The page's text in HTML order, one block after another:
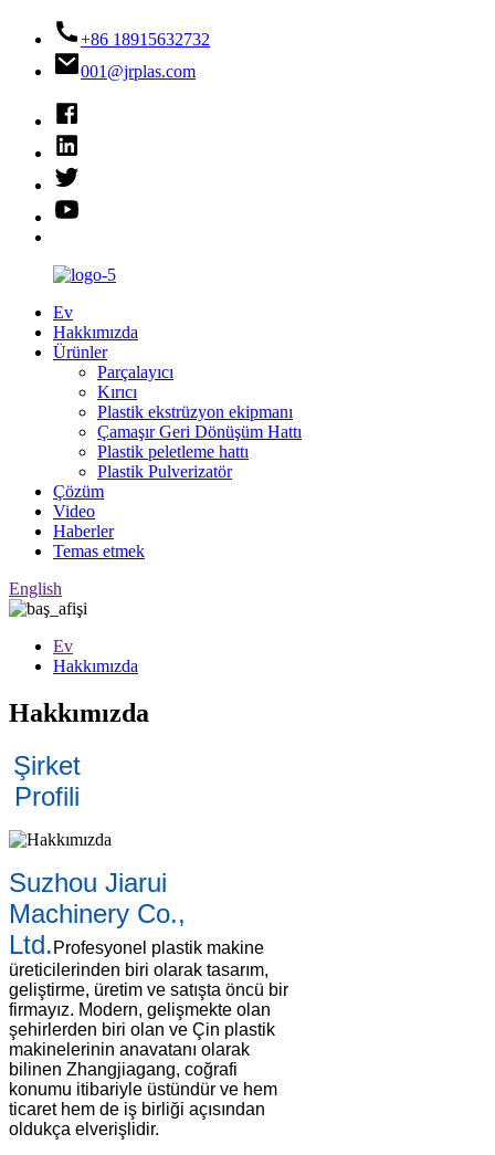
+86 18915632732
001@jrplas.com
Ev
Hakkımızda
Ürünler
Parçalayıcı
Kırıcı
Plastik ekstrüzyon ekipmanı
Çamaşır Geri Dönüşüm Hattı
Plastik peletleme hattı
Plastik Pulverizatör
Çözüm
Video
Haberler
Temas etmek
English
Ev
Hakkımızda
Hakkımızda
Şirket
Profili
Suzhou Jiarui
Machinery Co.,
Ltd. Profesyonel plastik makine
üreticilerinden biri olarak tasarım,
geliştirme, üretim ve satışta öncü bir
firmayız. Modern, gelişmekte olan
şehirlerden biri olan ve Çin plastik
makinelerinin anavatanı olarak
bilinen Zhangjiagang, coğrafi
konumu itibariyle üstündür ve hem
ticaret hem de iş birliği açısından
oldukça elverişlidir.